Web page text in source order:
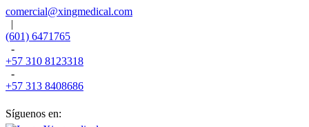
comercial@xingmedical.com
|
(601) 6471765
-
+57 310 8123318
-
+57 313 8408686
Síguenos en: